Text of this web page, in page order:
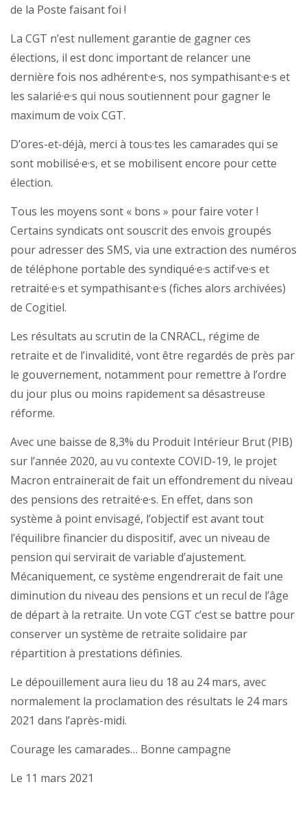
de la Poste faisant foi !
La CGT n’est nullement garantie de gagner ces
élections, il est donc important de relancer une
dernière fois nos adhérent·e·s, nos sympathisant·e·s et
les salarié·e·s qui nous soutiennent pour gagner le
maximum de voix CGT.
D’ores-et-déjà, merci à tous·tes les camarades qui se
sont mobilisé·e·s, et se mobilisent encore pour cette
élection.
Tous les moyens sont « bons » pour faire voter !
Certains syndicats ont souscrit des envois groupés
pour adresser des SMS, via une extraction des numéros
de téléphone portable des syndiqué·e·s actif·ve·s et
retraité·e·s et sympathisant·e·s (fiches alors archivées)
de Cogitiel.
Les résultats au scrutin de la CNRACL, régime de
retraite et de l’invalidité, vont être regardés de près par
le gouvernement, notamment pour remettre à l’ordre
du jour plus ou moins rapidement sa désastreuse
réforme.
Avec une baisse de 8,3% du Produit Intérieur Brut (PIB)
sur l’année 2020, au vu contexte COVID-19, le projet
Macron entrainerait de fait un effondrement du niveau
des pensions des retraité·e·s. En effet, dans son
système à point envisagé, l’objectif est avant tout
l’équilibre financier du dispositif, avec un niveau de
pension qui servirait de variable d’ajustement.
Mécaniquement, ce système engendrerait de fait une
diminution du niveau des pensions et un recul de l’âge
de départ à la retraite. Un vote CGT c’est se battre pour
conserver un système de retraite solidaire par
répartition à prestations définies.
Le dépouillement aura lieu du 18 au 24 mars, avec
normalement la proclamation des résultats le 24 mars
2021 dans l’après-midi.
Courage les camarades… Bonne campagne
Le 11 mars 2021